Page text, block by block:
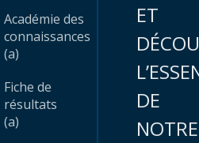
Académie des
connaissances
(a)
Fiche de
résultats
(a)
ET
DE
NOTRE